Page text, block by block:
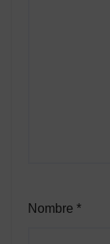
Nombre *